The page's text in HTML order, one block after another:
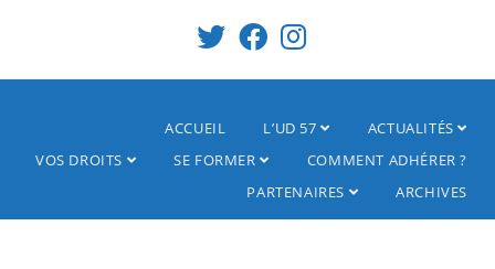
ACCUEIL L’UD 57
ACTUALITÉS
VOS DROITS
SE FORMER
COMMENT ADHÉRER ?
PARTENAIRES
ARCHIVES